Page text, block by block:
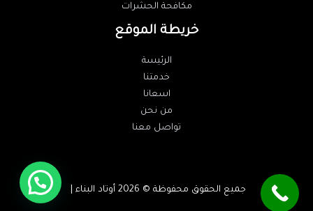
مكافحة الحشرات
خريطة الموقع
الرئيسة
خدمتنا
اسعانا
من نحن
تواصل معنا
جميع الحقوق محفوظة © 2026 أوتاد البناء |